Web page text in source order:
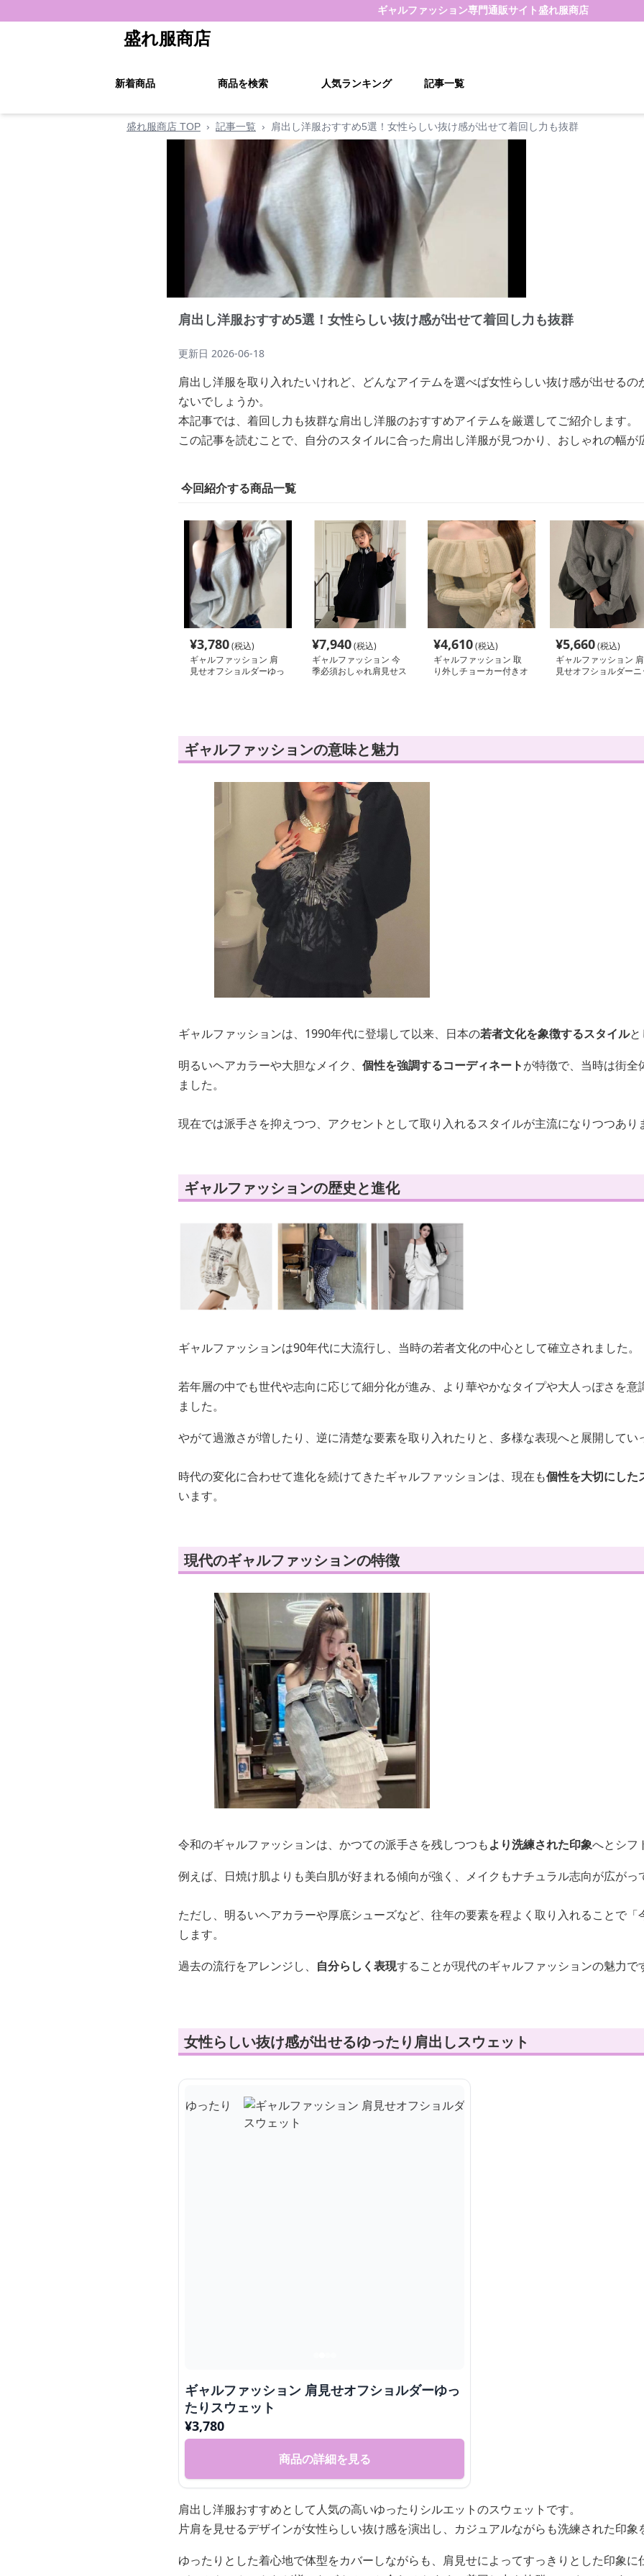
ギャルファッション専門通販サイト盛れ服商店
盛れ服商店
新着商品 商品を検索 人気ランキング 記事一覧
盛れ服商店 TOP › 記事一覧 › 肩出し洋服おすすめ5選！女性らしい抜け感が出せて着回し力も抜群
肩出し洋服おすすめ5選！女性らしい抜け感が出せて着回し力も抜群
更新日 2026-06-18
肩出し洋服を取り入れたいけれど、どんなアイテムを選べば女性らしい抜け感が出せる
ないでしょうか。
本記事では、着回し力も抜群な肩出し洋服のおすすめアイテムを厳選してご紹介します。
この記事を読むことで、自分のスタイルに合った肩出し洋服が見つかり、おしゃれの幅が
今回紹介する商品一覧
¥3,780(税込)
ギャルファッション 肩
見せオフショルダーゆっ
¥7,940(税込)
ギャルファッション 今
季必須おしゃれ肩見せス
¥4,610(税込)
ギャルファッション 取
り外しチョーカー付きオ
¥5,660(税込)
ギャルファッション 肩
見せオフショルダーニ
ギャルファッションの意味と魅力
ギャルファッションは、1990年代に登場して以来、日本の若者文化を象徴するスタイルと
明るいヘアカラーや大胆なメイク、 個性を強調するコーディネートが特徴で、当時は街全
ました。
現在では派手さを抑えつつ、アクセントとして取り入れるスタイルが主流になりつつあり
ギャルファッションの歴史と進化
ギャルファッションは90年代に大流行し、当時の若者文化の中心として確立されました。
若年層の中でも世代や志向に応じて細分化が進み、より華やかなタイプや大人っぽさを
ました。
やがて過激さが増したり、逆に清楚な要素を取り入れたりと、多様な表現へと展開してい
時代の変化に合わせて進化を続けてきたギャルファッションは、現在も個性を大切にした
います。
現代のギャルファッションの特徴
令和のギャルファッションは、かつての派手さを残しつつもより洗練された印象へとシフ
例えば、日焼け肌よりも美白肌が好まれる傾向が強く、メイクもナチュラル志向が広がっ
ただし、明るいヘアカラーや厚底シューズなど、往年の要素を程よく取り入れることで
します。
過去の流行をアレンジし、 自分らしく表現することが現代のギャルファッションの魅力で
女性らしい抜け感が出せるゆったり肩出しスウェット
ギャルファッション 肩見せオフショルダーゆっ
たりスウェット
¥3,780
商品の詳細を見る
肩出し洋服おすすめとして人気の高いゆったりシルエットのスウェットです。
片肩を見せるデザインが女性らしい抜け感を演出し、カジュアルながらも洗練された印象
ゆったりとした着心地で体型をカバーしながらも、肩見せによってすっきりとした印象に